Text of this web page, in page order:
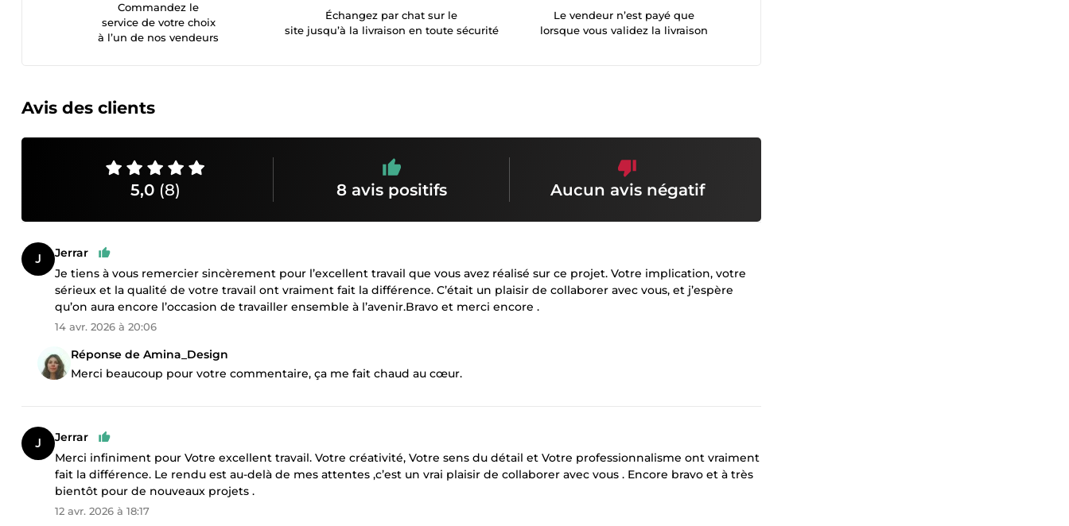
Commandez le
service de votre choix
à l’un de nos vendeurs
Échangez par chat sur le
site jusqu’à la livraison en toute sécurité
Le vendeur n’est payé que
lorsque vous validez la livraison
Avis des clients
5,0 (8) 8 avis positifs Aucun avis négatif
Jerrar
Je tiens à vous remercier sincèrement pour l’excellent travail que vous avez réalisé sur ce projet. Votre implication, votre
sérieux et la qualité de votre travail ont vraiment fait la différence. C’était un plaisir de collaborer avec vous, et j’espère
qu’on aura encore l’occasion de travailler ensemble à l’avenir.Bravo et merci encore .
14 avr. 2026 à 20:06
Réponse de Amina_Design
Merci beaucoup pour votre commentaire, ça me fait chaud au cœur.
Jerrar
Merci infiniment pour Votre excellent travail. Votre créativité, Votre sens du détail et Votre professionnalisme ont vraiment
fait la différence. Le rendu est au-delà de mes attentes ,c’est un vrai plaisir de collaborer avec vous . Encore bravo et à très
bientôt pour de nouveaux projets .
12 avr. 2026 à 18:17